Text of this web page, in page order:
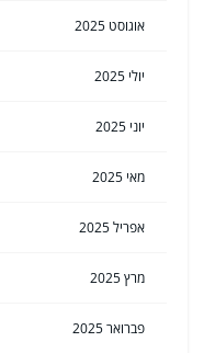
אוגוסט 2025
יולי 2025
יוני 2025
מאי 2025
אפריל 2025
מרץ 2025
פברואר 2025